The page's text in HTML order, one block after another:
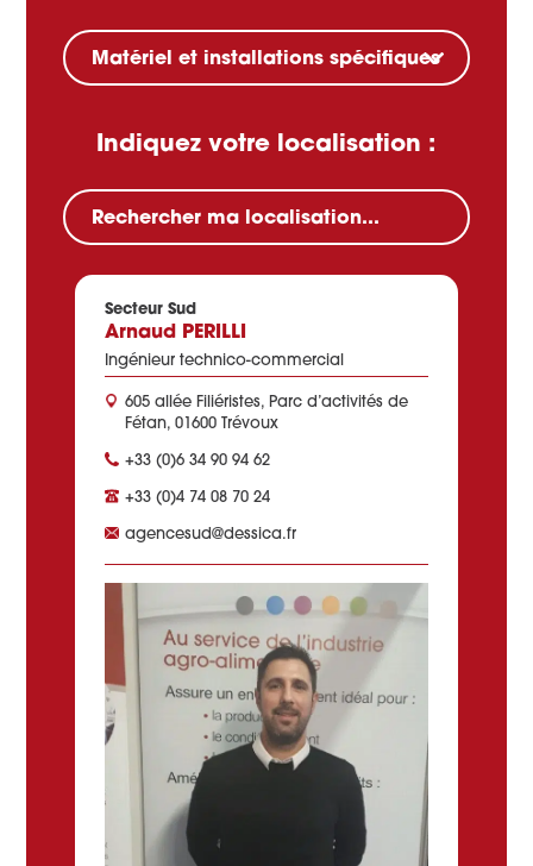
Indiquez votre localisation :
Secteur Sud
Arnaud PERILLI
Ingénieur technico-commercial
605 allée Filiéristes, Parc d’activités de
Fétan, 01600 Trévoux
+33 (0)6 34 90 94 62
+33 (0)4 74 08 70 24
agencesud@dessica.fr